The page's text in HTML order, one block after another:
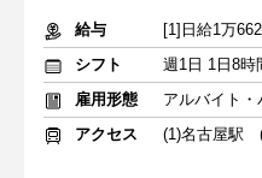
給与
シフト
週1日 1日8時
雇用形態
アルバイト・
アクセス
(1)名古屋駅